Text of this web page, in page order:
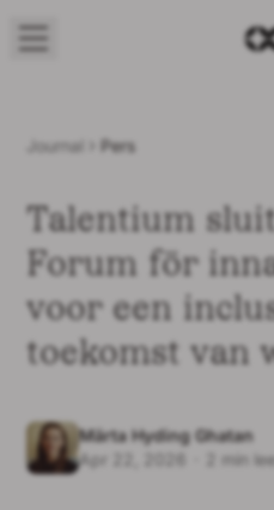
Oplossingen
Features
Bedrijf
Journal Pers
Talentium
Forum för
voor een
toekomst van
Märta Hyding Ghatan
Apr 22, 2026
2 min